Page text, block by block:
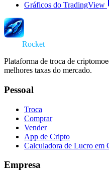
Gráficos do TradingView
Rocket
Plataforma de troca de
melhores taxas do mercado.
Pessoal
Troca
Comprar
Vender
App de Cripto
Calculadora de Lucro em
Empresa